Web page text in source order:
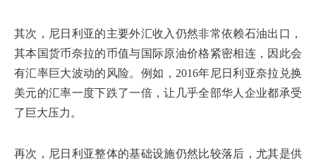
其次，尼日利亚的主要外汇收入仍然非常依赖石油出口，
其本国货币奈拉的币值与国际原油价格紧密相连，因此会
有汇率巨大波动的风险。例如，2016年尼日利亚奈拉兑换
美元的汇率一度下跌了一倍，让几乎全部华人企业都承受
了巨大压力。
再次，尼日利亚整体的基础设施仍然比较落后，尤其是供